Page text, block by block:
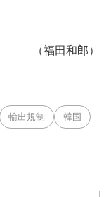
（福田和郎）
輸出規制 韓国